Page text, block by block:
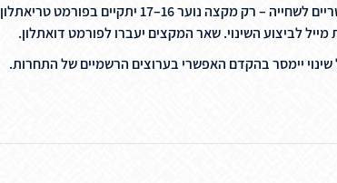
במקרה שתנאי הים יהיו מאתגרים מאוד אך עדיין
לביצוע השינוי. שאר המקצים יעברו לפורמט דואתלון.
יימסר בהקדם האפשרי בערוצים הרשמיים של התחרות.